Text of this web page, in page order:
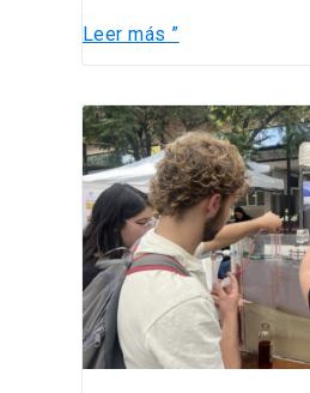
Leer más ”
¡Éxito
en
la
FOA
2025!